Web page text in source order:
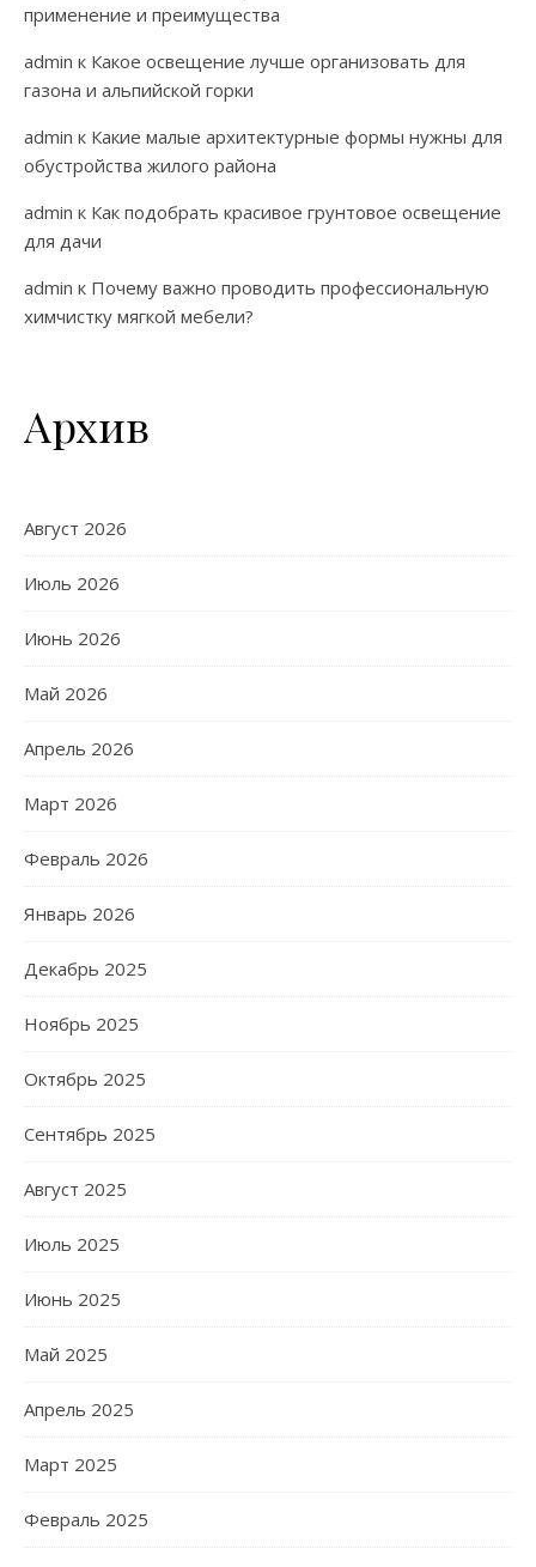
применение и преимущества
admin к Какое освещение лучше организовать для
газона и альпийской горки
admin к Какие малые архитектурные формы нужны для
обустройства жилого района
admin к Как подобрать красивое грунтовое освещение
для дачи
admin к Почему важно проводить профессиональную
химчистку мягкой мебели?
Архив
Август 2026
Июль 2026
Июнь 2026
Май 2026
Апрель 2026
Март 2026
Февраль 2026
Январь 2026
Декабрь 2025
Ноябрь 2025
Октябрь 2025
Сентябрь 2025
Август 2025
Июль 2025
Июнь 2025
Май 2025
Апрель 2025
Март 2025
Февраль 2025